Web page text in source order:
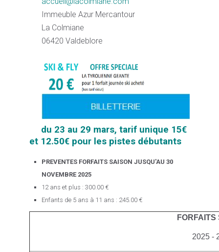
Immeuble Azur Mercantour
La Colmiane
06420 Valdeblore
du 23 au 29 mars, tarif unique 15€
et 12.50€ pour les pistes débutants
PREVENTES FORFAITS SAISON JUSQU'AU 30
NOVEMBRE 2025
12 ans et plus : 300.00 €
Enfants de 5 ans à 11 ans : 245.00 €
FORFAITS
2025 -